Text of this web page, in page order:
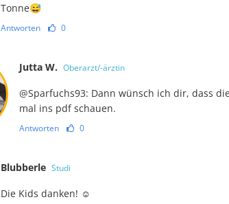
Tonne😅
Antworten 0
Jutta W. Oberarzt/-ärztin
@Sparfuchs93: Dann wünsch ich dir, dass
mal ins pdf schauen.
Antworten 0
Blubberle Studi
Die Kids danken! ☺️